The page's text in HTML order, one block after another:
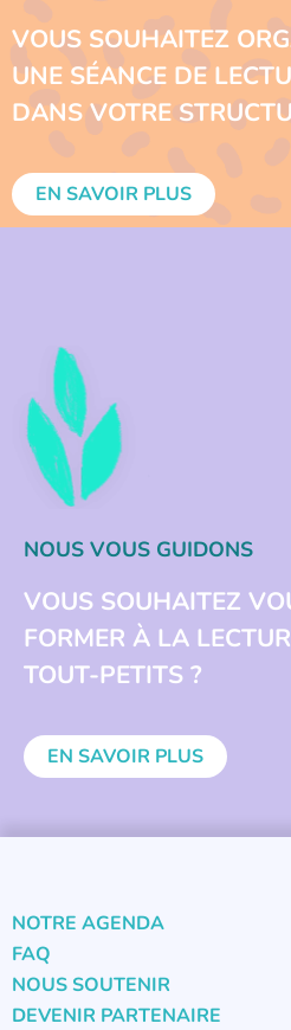
VOUS SOUHAITEZ
UNE SÉANCE DE
DANS VOTRE
EN SAVOIR PLUS
NOUS VOUS GUIDONS
VOUS SOUHAITEZ
FORMER À LA
TOUT-PETITS ?
EN SAVOIR PLUS
NOTRE AGENDA
FAQ
NOUS SOUTENIR
DEVENIR PARTENAIRE